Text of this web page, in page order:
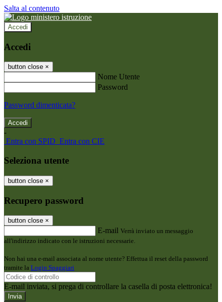
Salta al contenuto
Accedi
Accedi
button close ×
Nome Utente
Password
Password dimenticata?
-
Entra con SPID Entra con CIE
Seleziona utente
button close ×
Recupero password
button close ×
E-mail Verrà inviato un messaggio
all'indirizzo indicato con le istruzioni necessarie.
Non hai una e-mail associata al nome utente? Effettua il reset della password
tramite la Login Spaggiari
E-mail inviata, si prega di controllare la casella di posta elettronica!